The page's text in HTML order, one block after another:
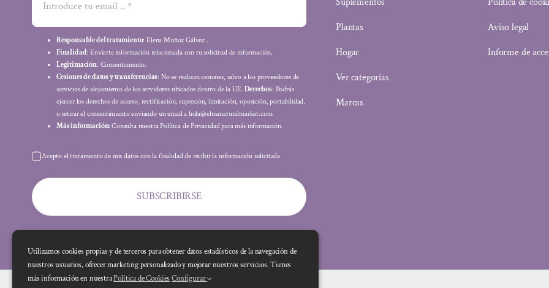
Responsable del tratamiento: Elena Muñoz Gálvez .
Finalidad: Enviarte información relacionada con tu solicitud de información.
Legitimación: Consentimiento.
Cesiones de datos y transferencias: No se realizan cesiones, salvo a los proveedores de
servicios de alojamiento de los servidores ubicados dentro de la UE.Derechos: Podrás
ejercer los derechos de acceso, rectificación, supresión, limitación, oposición, portabilidad,
o retirar el consentimiento enviando un email a hola@elmanaturalmarket.com
Más información: Consulta nuestra Política de Privacidad para más información.
Acepto el tratamiento de mis datos con la finalidad de recibir la información solicitada
SUBSCRIBIRSE
Plantas
Hogar
Ver categorías
Marcas
Aviso legal
Informe de
Utilizamos cookies propias y de terceros para obtener datos estadísticos de la navegación de
nuestros usuarios, ofrecer marketing personalizado y mejorar nuestros servicios. Tienes
más información en nuestraPolítica de Cookies Configurar